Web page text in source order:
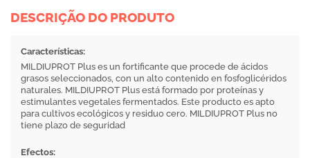
DESCRIÇÃO DO PRODUTO
Características:
MILDIUPROT Plus es un fortificante que procede de ácidos
grasos seleccionados, con un alto contenido en fosfoglicéridos
naturales. MILDIUPROT Plus está formado por proteínas y
estimulantes vegetales fermentados. Este producto es apto
para cultivos ecológicos y residuo cero. MILDIUPROT Plus no
tiene plazo de seguridad
Efectos: